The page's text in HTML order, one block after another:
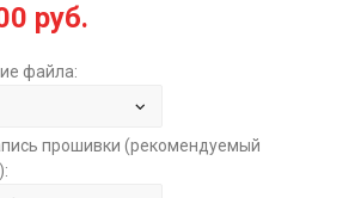
руб.
файла:
прошивки (рекомендуемый